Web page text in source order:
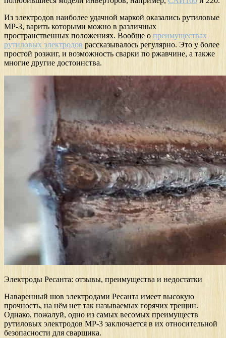
Из электродов наиболее удачной маркой оказались рутиловые
МР-3, варить которыми можно в различных
пространственных положениях. Вообще о преимуществах
рутиловых электродов рассказывалось регулярно. Это у более
простой розжиг, и возможность сварки по ржавчине, а также
многие другие достоинства.
Электроды Ресанта: отзывы, преимущества и недостатки
Наваренный шов электродами Ресанта имеет высокую
прочность, на нём нет так называемых горячих трещин.
Однако, пожалуй, одно из самых весомых преимуществ
рутиловых электродов МР-3 заключается в их относительной
безопасности для сварщика.